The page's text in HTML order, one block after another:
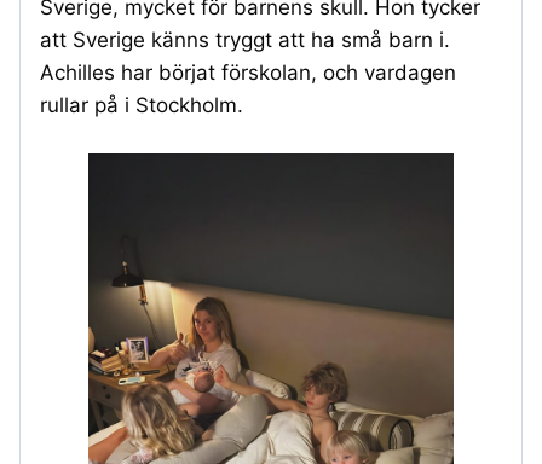
Sverige, mycket för barnens skull. Hon tycker
att Sverige känns tryggt att ha små barn i.
Achilles har börjat förskolan, och vardagen
rullar på i Stockholm.